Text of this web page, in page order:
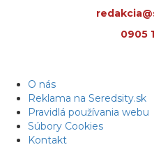
0905
O nás
Reklama na Seredsity.sk
Pravidlá používania webu
Súbory Cookies
Kontakt